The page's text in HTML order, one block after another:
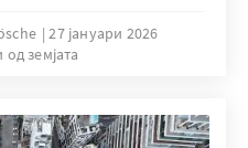
27 јануари 2026
земјата